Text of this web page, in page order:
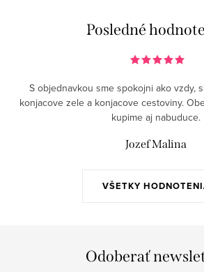
Posledné
VŠETKY
S objednavkou sme spokojni ako vzdy,
konjacove zele a konjacove cestoviny.
kupime aj nabuduce.
Jozef Malina
Odoberať